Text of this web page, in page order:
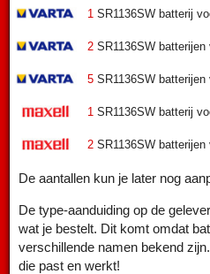
1 SR1136SW batterij
2 SR1136SW batterijen
5 SR1136SW batterijen
1 SR1136SW batterij
2 SR1136SW batterijen
De aantallen kun je later nog
De type-aanduiding op de
wat je bestelt. Dit komt omdat
verschillende namen bekend
die past en werkt!